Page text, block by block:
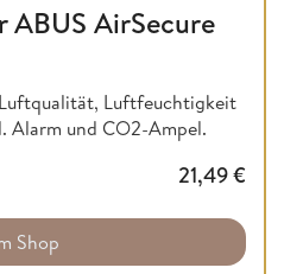
ABUS AirSecure
Luftfeuchtigkeit
Alarm und CO2-Ampel.
21,49€
Shop